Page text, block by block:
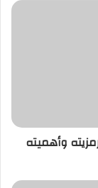
وأهميته